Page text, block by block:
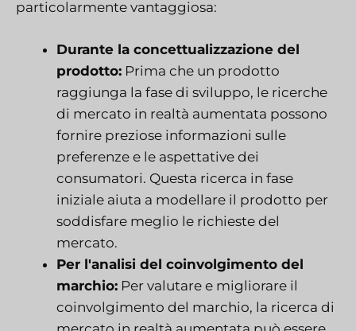
particolarmente vantaggiosa:
Durante la concettualizzazione del
prodotto: Prima che un prodotto
raggiunga la fase di sviluppo, le ricerche
di mercato in realtà aumentata possono
fornire preziose informazioni sulle
preferenze e le aspettative dei
consumatori. Questa ricerca in fase
iniziale aiuta a modellare il prodotto per
soddisfare meglio le richieste del
mercato.
Per l'analisi del coinvolgimento del
marchio: Per valutare e migliorare il
coinvolgimento del marchio, la ricerca di